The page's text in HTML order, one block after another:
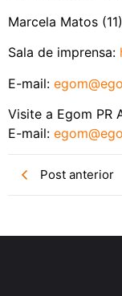
Marcela Matos
Sala de imprensa:
E-mail:
Visite a Egom PR
E-mail:
Post anterior